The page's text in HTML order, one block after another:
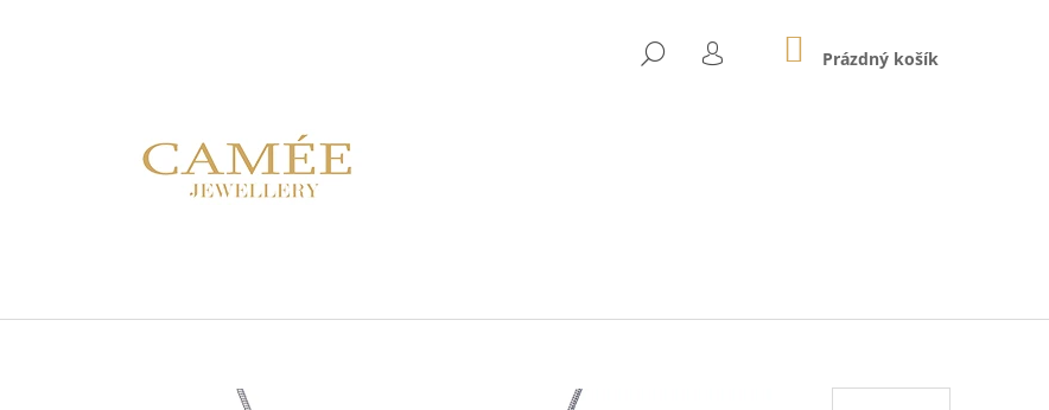
HLEDAT
PŘIHLÁŠENÍ
NÁKUPNÍ
KOŠÍK
Prázdný košík
CO POTŘEBUJETE NAJÍT?
DOPORUČUJEME